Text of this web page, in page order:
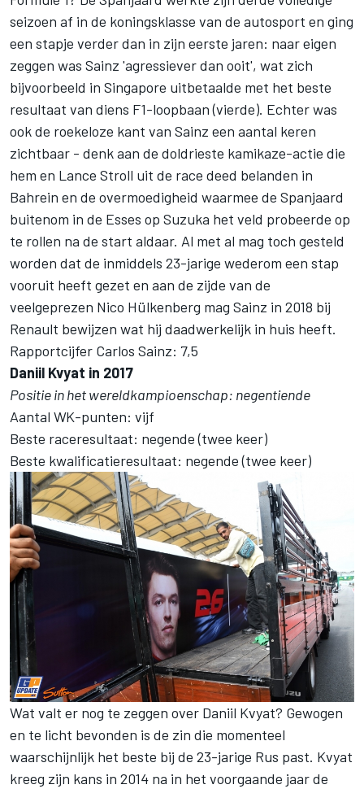
seizoen af in de koningsklasse van de autosport en ging
een stapje verder dan in zijn eerste jaren: naar eigen
zeggen was Sainz 'agressiever dan ooit', wat zich
bijvoorbeeld in Singapore uitbetaalde met het beste
resultaat van diens F1-loopbaan (vierde). Echter was
ook de roekeloze kant van Sainz een aantal keren
zichtbaar - denk aan de doldrieste kamikaze-actie die
hem en Lance Stroll uit de race deed belanden in
Bahrein en de overmoedigheid waarmee de Spanjaard
buitenom in de Esses op Suzuka het veld probeerde op
te rollen na de start aldaar. Al met al mag toch gesteld
worden dat de inmiddels 23-jarige wederom een stap
vooruit heeft gezet en aan de zijde van de
veelgeprezen Nico Hülkenberg mag Sainz in 2018 bij
Renault bewijzen wat hij daadwerkelijk in huis heeft.
Rapportcijfer Carlos Sainz: 7,5
Daniil Kvyat in 2017
Positie in het wereldkampioenschap: negentiende
Aantal WK-punten: vijf
Beste raceresultaat: negende (twee keer)
Beste kwalificatieresultaat: negende (twee keer)
Wat valt er nog te zeggen over Daniil Kvyat? Gewogen
en te licht bevonden is de zin die momenteel
waarschijnlijk het beste bij de 23-jarige Rus past. Kvyat
kreeg zijn kans in 2014 na in het voorgaande jaar de